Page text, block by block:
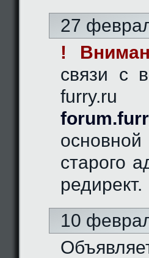
27
!
связи с
furry.ru
старого
редирект.
10